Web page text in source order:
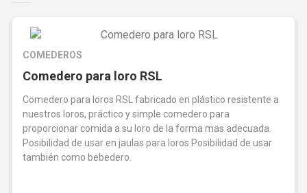
COMEDEROS
Comedero para loro RSL
Comedero para loros RSL fabricado en plástico resistente a
nuestros loros, práctico y simple comedero para
proporcionar comida a su loro de la forma mas adecuada.
Posibilidad de usar en jaulas para loros Posibilidad de usar
también como bebedero.